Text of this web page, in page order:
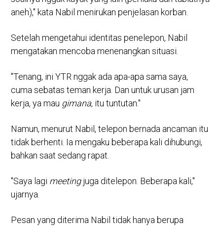
aneh)," kata Nabil menirukan penjelasan korban.
Setelah mengetahui identitas penelepon, Nabil
mengatakan mencoba menenangkan situasi.
"Tenang, ini YTR nggak ada apa-apa sama saya,
cuma sebatas teman kerja. Dan untuk urusan jam
kerja, ya mau gimana, itu tuntutan."
Namun, menurut Nabil, telepon bernada ancaman itu
tidak berhenti. Ia mengaku beberapa kali dihubungi,
bahkan saat sedang rapat.
"Saya lagi meetingjuga ditelepon. Beberapa kali,"
ujarnya.
Pesan yang diterima Nabil tidak hanya berupa